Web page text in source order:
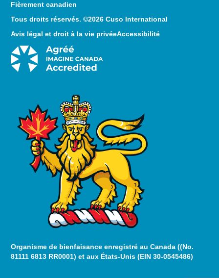
Fièrement canadien
Tous droits réservés. ©2026 Cuso International
Avis légal et droit à la vie privéeAccessibilité
Organisme de bienfaisance enregistré au Canada ((No.
81111 6813 RR0001) et aux États-Unis (EIN 30-0545486)